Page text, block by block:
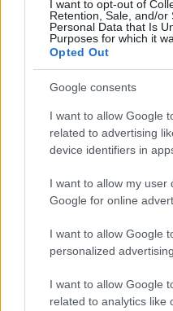
I want to opt-out of
Retention, Sale, and/or
Personal Data that Is
Purposes for which it
Opted Out
Google consents
I want to allow Google
related to advertising
device identifiers in
I want to allow my user
Google for online
I want to allow Google
personalized advertising.
I want to allow Google
related to analytics like
Devi accedere o
Condividi: Facebook
X